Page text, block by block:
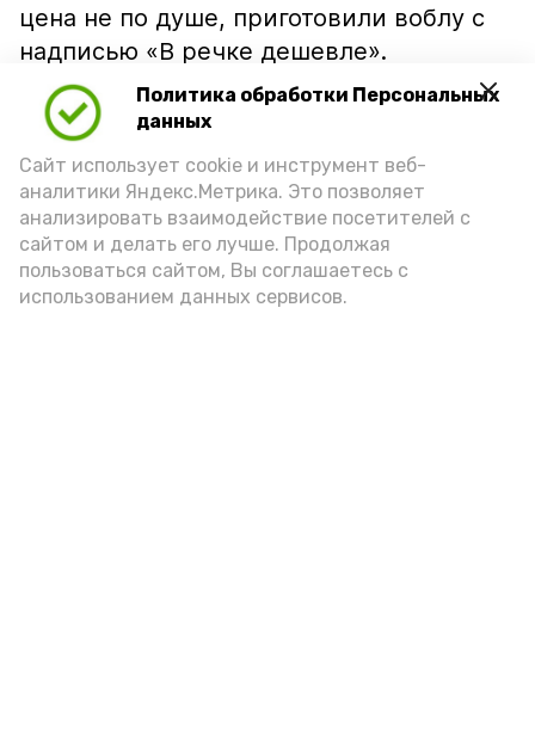
Политика обработки Персональных
данных
Сайт использует cookie и инструмент веб-
аналитики Яндекс.Метрика. Это позволяет
анализировать взаимодействие посетителей с
сайтом и делать его лучше. Продолжая
пользоваться сайтом, Вы соглашаетесь с
использованием данных сервисов.
цена не по душе, приготовили воблу с
надписью «В речке дешевле».